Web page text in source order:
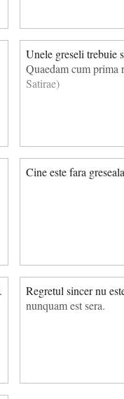
Unele greseli trebuie
Quaedam cum prima
Satirae)
Cine este fara
Regretul sincer nu
nunquam est sera.